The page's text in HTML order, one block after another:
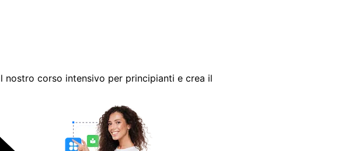
nostro corso intensivo per principianti e crea il